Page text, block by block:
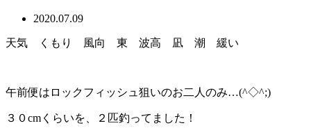
2020.07.09
天気 くもり 風向 東 波高 凪 潮 緩い
午前便はロックフィッシュ狙いのお二人のみ…(^◇^;)
３０cmくらいを、２匹釣ってました！